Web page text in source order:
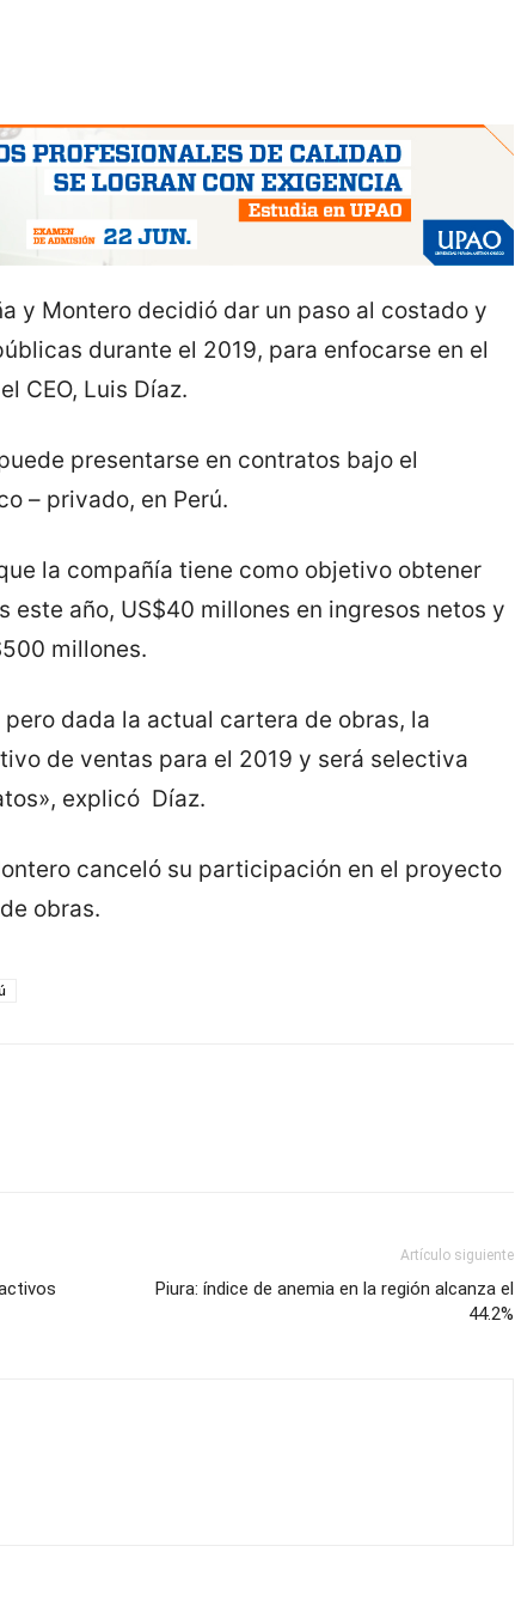
y Montero decidió dar un paso al costado y
durante el 2019, para enfocarse en el
CEO, Luis Díaz.
presentarse en contratos bajo el
– privado, en Perú.
la compañía tiene como objetivo obtener
este año, US$40 millones en ingresos netos y
millones.
dada la actual cartera de obras, la
de ventas para el 2019 y será selectiva
explicó Díaz.
canceló su participación en el proyecto
obras.
Artículo siguiente
Piura: índice de anemia en la región alcanza el
44.2%